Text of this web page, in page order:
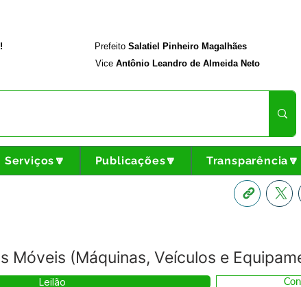
Prefeito Salatiel Pinheiro Magalhães
Vice Antônio Leandro de Almeida Neto
Serviços🔽 Publicações🔽 Transparência🔽
Móveis (Máquinas, Veículos e
Leilão